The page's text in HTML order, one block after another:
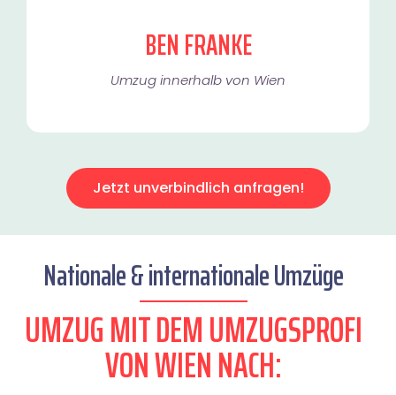
BEN FRANKE
Umzug innerhalb von Wien​
Jetzt unverbindlich anfragen!
Nationale & internationale Umzüge
UMZUG MIT DEM UMZUGSPROFI
VON WIEN NACH: